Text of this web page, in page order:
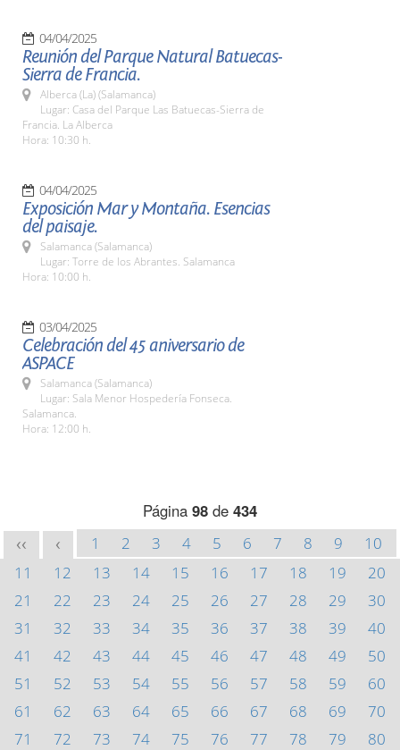
04/04/2025
Reunión del Parque Natural Batuecas-
Sierra de Francia.
Alberca (La) (Salamanca)
Lugar: Casa del Parque Las Batuecas-Sierra de
Francia. La Alberca
Hora: 10:30 h.
04/04/2025
Exposición Mar y Montaña. Esencias
del paisaje.
Salamanca (Salamanca)
Lugar: Torre de los Abrantes. Salamanca
Hora: 10:00 h.
03/04/2025
Celebración del 45 aniversario de
ASPACE
Salamanca (Salamanca)
Lugar: Sala Menor Hospedería Fonseca.
Salamanca.
Hora: 12:00 h.
Página 98 de 434
<< < 1 2 3 4 5 6 7 8 9
10
11
12 13 14 15 16 17 18 19
20
21
22 23 24 25 26 27 28 29
30
31
32 33 34 35 36 37 38 39
40
41
42 43 44 45 46 47 48 49
50
51
52 53 54 55 56 57 58 59
60
61
62 63 64 65 66 67 68 69
70
71
72 73 74 75 76 77 78 79
80